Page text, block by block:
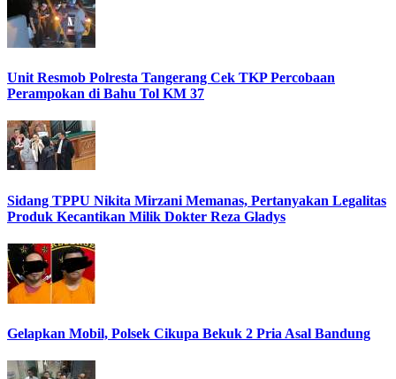
Unit Resmob Polresta Tangerang Cek TKP Percobaan
Perampokan di Bahu Tol KM 37
Sidang TPPU Nikita Mirzani Memanas, Pertanyakan Legalitas
Produk Kecantikan Milik Dokter Reza Gladys
Gelapkan Mobil, Polsek Cikupa Bekuk 2 Pria Asal Bandung